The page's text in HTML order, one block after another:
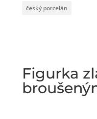
český porcelán
Figurka